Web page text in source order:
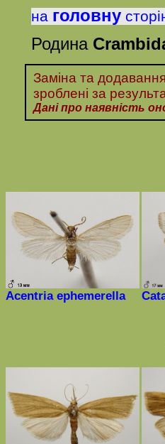
на головну
Родина
Заміна та
зроблені за
Дані про наявність
Acentria ephemerella